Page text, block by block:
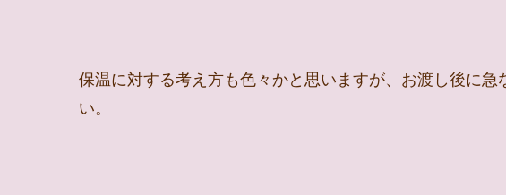
保温に対する考え方も色々かと思いますが、お渡し後に
い。